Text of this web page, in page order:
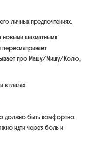
личных предпочтениях.
новыми шахматными
про Машу/Мишу/Колю,
в глазах.
должно быть комфортно.
идти через боль и